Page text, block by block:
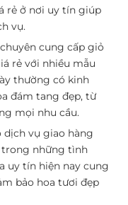
rẻ ở nơi uy tín giúp
vụ.
cung cấp giỏ
rẻ với nhiều mẫu
thường có kinh
đám tang đẹp, từ
mọi nhu cầu.
dịch vụ giao hàng
trong những tình
uy tín hiện nay cung
bảo hoa tươi đẹp